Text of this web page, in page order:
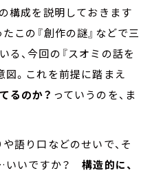
構成を説明しておきます
この『創作の謎』などで三
、今回の『スオミの話を
図。これを前提に踏まえ
るのか？ っていうのを、ま
語り口などのせいで、そ
いいですか？構造的に、